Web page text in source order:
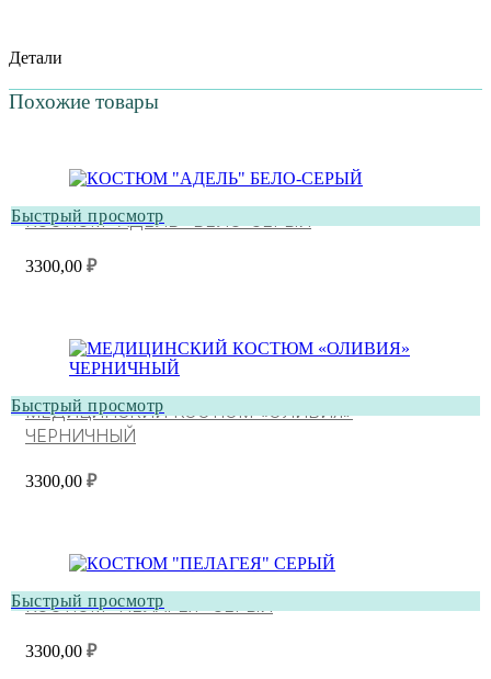
Детали
Похожие товары
Быстрый просмотр
КОСТЮМ “АДЕЛЬ” БЕЛО-СЕРЫЙ
3300,00 ₽
Быстрый просмотр
МЕДИЦИНСКИЙ КОСТЮМ «ОЛИВИЯ»
ЧЕРНИЧНЫЙ
3300,00 ₽
Быстрый просмотр
КОСТЮМ “ПЕЛАГЕЯ” СЕРЫЙ
3300,00 ₽